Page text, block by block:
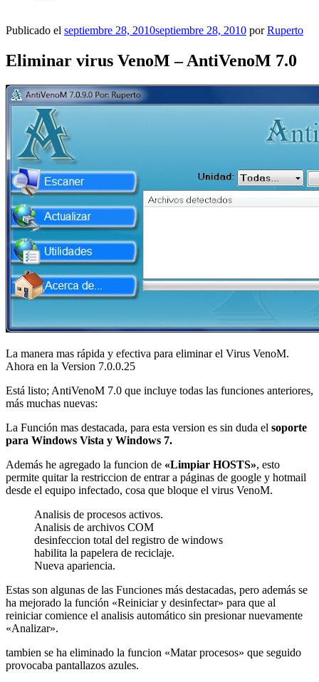
Publicado el septiembre 28, 2010septiembre 28, 2010 porRuperto
Eliminar virus VenoM – AntiVenoM 7.0
La manera mas rápida y efectiva para eliminar el Virus VenoM.
Ahora en la Version 7.0.0.25
Está listo; AntiVenoM 7.0 que incluye todas las funciones anteriores,
más muchas nuevas:
La Función mas destacada, para esta version es sin duda el soporte
para Windows Vista y Windows 7.
Además he agregado la funcion de «Limpiar HOSTS», esto
permite quitar la restriccion de entrar a páginas de google y hotmail
desde el equipo infectado, cosa que bloque el virus VenoM.
Analisis de procesos activos.
Analisis de archivos COM
desinfeccion total del registro de windows
habilita la papelera de reciclaje.
Nueva apariencia.
Estas son algunas de las Funciones más destacadas, pero además se
ha mejorado la función «Reiniciar y desinfectar» para que al
reiniciar comience el analisis automático sin presionar nuevamente
«Analizar».
tambien se ha eliminado la funcion «Matar procesos» que seguido
provocaba pantallazos azules.